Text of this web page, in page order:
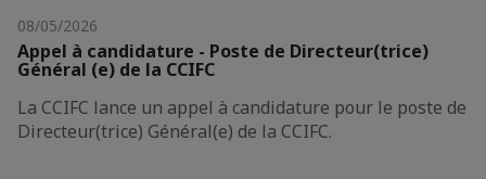
08/05/2026
Appel à candidature - Poste de Directeur(trice)
Général (e) de la CCIFC
La CCIFC lance un appel à candidature pour le poste de
Directeur(trice) Général(e) de la CCIFC.